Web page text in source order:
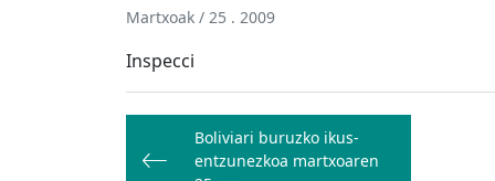
Martxoak / 25 . 2009
Inspecci
Bidalketetan
zeharBoliviari buruzko ikus-
entzunezkoa martxoaren